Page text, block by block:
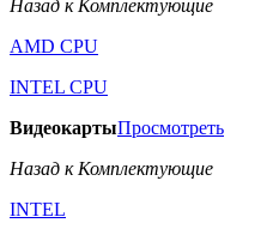
Назад к Комплектующие
AMD CPU
INTEL CPU
ВидеокартыПросмотреть
Назад к Комплектующие
INTEL